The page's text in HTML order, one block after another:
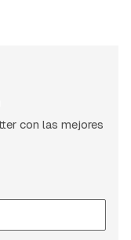
con las mejores